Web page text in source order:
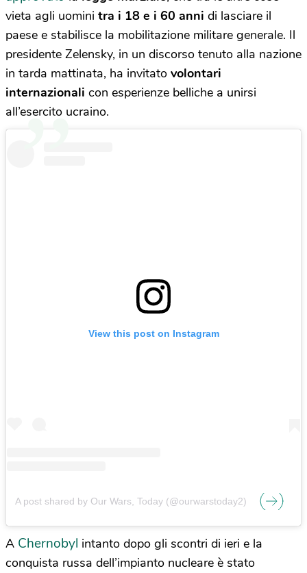
vieta agli uomini tra i 18 e i 60 anni di lasciare il
paese e stabilisce la mobilitazione militare generale. Il
presidente Zelensky, in un discorso tenuto alla nazione
in tarda mattinata, ha invitato volontari
internazionali con esperienze belliche a unirsi
all’esercito ucraino.
View this post on Instagram
A post shared by Our Wars, Today (@ourwarstoday2)
A Chernobyl intanto dopo gli scontri di ieri e la
conquista russa dell’impianto nucleare è stato